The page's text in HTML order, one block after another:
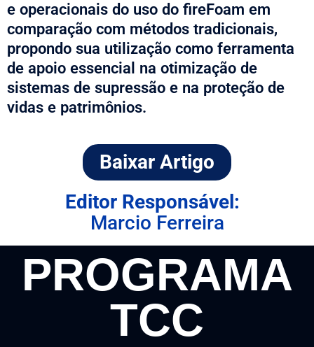
e operacionais do uso do fireFoam em
comparação com métodos tradicionais,
propondo sua utilização como ferramenta
de apoio essencial na otimização de
sistemas de supressão e na proteção de
vidas e patrimônios.
Baixar Artigo
Editor Responsável:
Marcio Ferreira
PROGRAMA
TCC